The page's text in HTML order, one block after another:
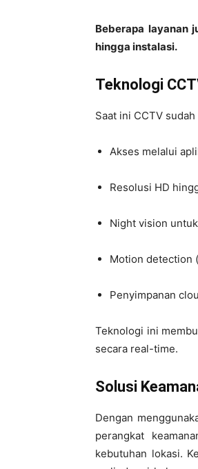
Beberapa layanan
hingga instalasi.
Teknologi
Saat ini CCTV
Akses melalui
Resolusi HD
Night vision
Motion detection
Penyimpanan
Teknologi ini
secara real-time.
Solusi
Dengan
perangkat
kebutuhan lokasi.